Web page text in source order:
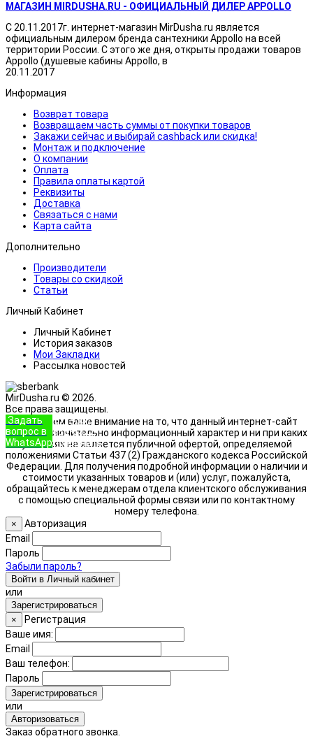
МАГАЗИН MIRDUSHA.RU - ОФИЦИАЛЬНЫЙ ДИЛЕР APPOLLO
С 20.11.2017г. интернет-магазин MirDusha.ru является
официальным дилером бренда сантехники Appollo на всей
территории России. С этого же дня, открыты продажи товаров
Appollo (душевые кабины Appollo, в
20.11.2017
Информация
Возврат товара
Возвращаем часть суммы от покупки товаров
Закажи сейчас и выбирай cashback или скидка!
Монтаж и подключение
О компании
Оплата
Правила оплаты картой
Реквизиты
Доставка
Связаться с нами
Карта сайта
Дополнительно
Производители
Товары со скидкой
Статьи
Личный Кабинет
Личный Кабинет
История заказов
Мои Закладки
Рассылка новостей
MirDusha.ru © 2026.
Все права защищены.
Обращаем ваше внимание на то, что данный интернет-сайт
носит исключительно информационный характер и ни при каких
условиях не является публичной офертой, определяемой
положениями Статьи 437 (2) Гражданского кодекса Российской
Федерации. Для получения подробной информации о наличии и
стоимости указанных товаров и (или) услуг, пожалуйста,
обращайтесь к менеджерам отдела клиентского обслуживания
с помощью специальной формы связи или по контактному
номеру телефона.
Задать
вопрос в
WhatsApp
+7 (933)
888-8322
Позвонить
×
Авторизация
Email
Пароль
Забыли пароль?
Войти в Личный кабинет
или
Зарегистрироваться
×
Регистрация
Ваше имя:
Email
Ваш телефон:
Пароль
Зарегистрироваться
или
Авторизоваться
Заказ обратного звонка.